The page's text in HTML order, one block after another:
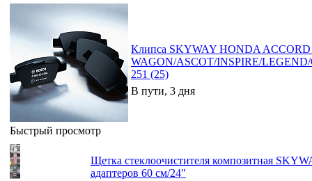
Быстрый просмотр
Клипса SKYWAY HONDA
WAGON/ASCOT/INSPIRE/
251 (25)
В пути, 3 дня
Щетка стеклоочистителя композитная
адаптеров 60 см/24"